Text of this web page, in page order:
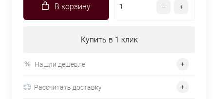
В корзину
Купить в 1 клик
Нашли дешевле
Рассчитать доставку